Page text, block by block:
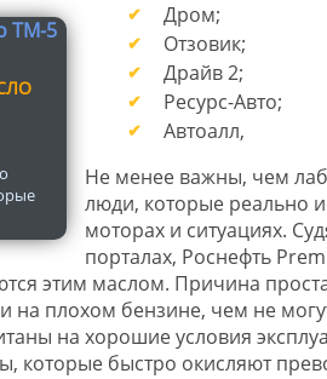
Дром;
Отзовик;
Драйв 2;
Ресурс-Авто;
Автоалл,
Не менее важны, чем
люди, которые реально
моторах и ситуациях.
порталах, Роснефть
этим маслом. Причина
на плохом бензине, чем не
на хорошие условия
которые быстро окисляют